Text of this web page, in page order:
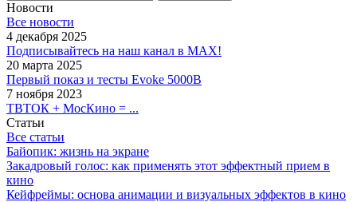
Новости
Все новости
4 декабря 2025
Подписывайтесь на наш канал в MAX!
20 марта 2025
Первый показ и тесты Evoke 5000B
7 ноября 2023
ТВТОК + МосКино = ...
Статьи
Все статьи
Байопик: жизнь на экране
Закадровый голос: как применять этот эффектный прием в
кино
Кейфреймы: основа анимации и визуальных эффектов в кино